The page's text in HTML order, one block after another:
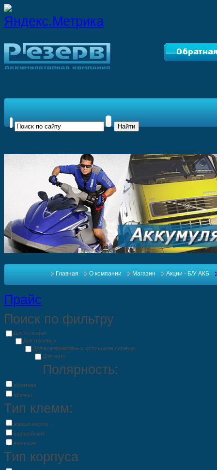
Главная О компании Магазин Акции - Б/У АКБ
Прайс
Поиск по фильтру
Для легковых
Для грузовых
Для альтернативных источников питания
Для мото
Полярность:
обратная
прямая
Тип клемм:
американские
европейские
японские
Тип корпуса